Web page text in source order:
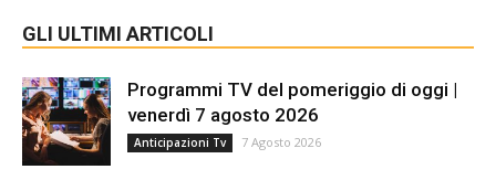
GLI ULTIMI ARTICOLI
Programmi TV del pomeriggio di oggi |
venerdì 7 agosto 2026
Anticipazioni Tv 7 Agosto 2026